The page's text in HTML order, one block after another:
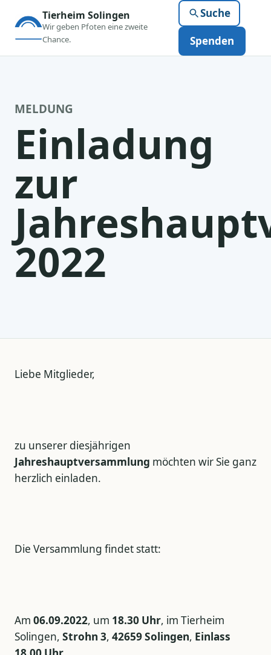
Tierheim Solingen
Wir geben Pfoten eine zweite
Chance.
Suche
Spenden
MELDUNG
Einladung
zur
2022
Liebe Mitglieder,
zu unserer diesjährigen
Jahreshauptversammlung möchten wir Sie ganz
herzlich einladen.
Die Versammlung findet statt:
Am 06.09.2022, um 18.30 Uhr, im Tierheim
Solingen, Strohn 3, 42659 Solingen, Einlass